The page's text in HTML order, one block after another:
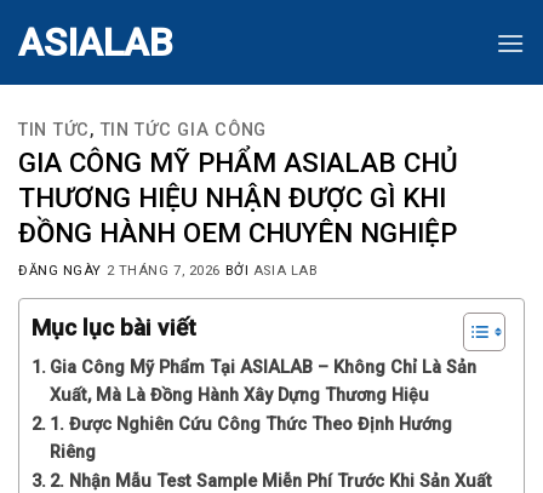
ASIALAB
TIN TỨC,TIN TỨC GIA CÔNG
GIA CÔNG MỸ PHẨM ASIALAB CHỦ
THƯƠNG HIỆU NHẬN ĐƯỢC GÌ KHI
ĐỒNG HÀNH OEM CHUYÊN NGHIỆP
ĐĂNG NGÀY 2 THÁNG 7, 2026 BỞI ASIA LAB
Mục lục bài viết
Gia Công Mỹ Phẩm Tại ASIALAB – Không Chỉ Là Sản
Xuất, Mà Là Đồng Hành Xây Dựng Thương Hiệu
1. Được Nghiên Cứu Công Thức Theo Định Hướng
Riêng
2. Nhận Mẫu Test Sample Miễn Phí Trước Khi Sản Xuất